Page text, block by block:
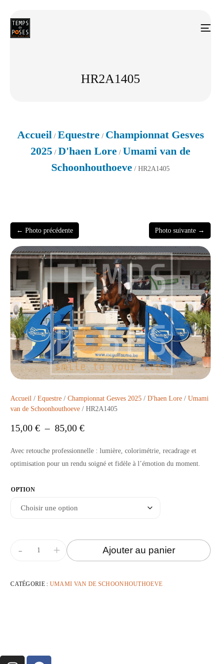
HR2A1405
Accueil / Equestre/ Championnat Gesves
2025 / D'haen Lore / Umami van de
Schoonhouthoeve / HR2A1405
← Photo précédente Photo suivante →
Accueil /Equestre /Championnat Gesves 2025 /D'haen Lore /Umami
van de Schoonhouthoeve / HR2A1405
15,00€ – 85,00€
Avec retouche professionnelle : lumière, colorimétrie, recadrage et
optimisation pour un rendu soigné et fidèle à l’émotion du moment.
OPTION
+
- Ajouter au panier
CATÉGORIE : UMAMI VAN DE SCHOONHOUTHOEVE